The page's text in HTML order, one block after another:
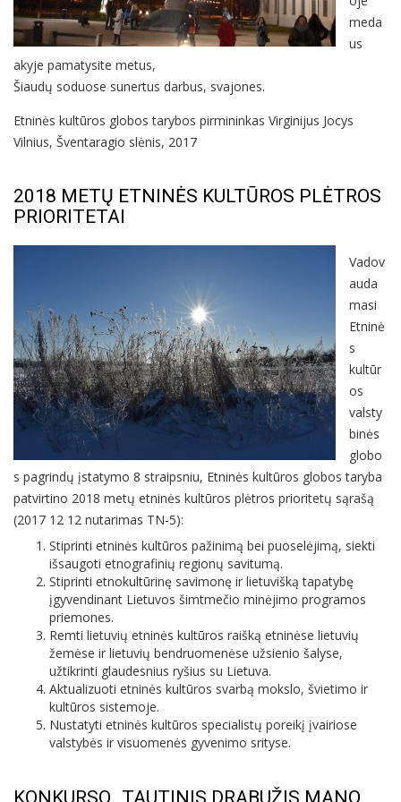
meda
us
akyje pamatysite metus,
Šiaudų soduose sunertus darbus, svajones.
Etninės kultūros globos tarybos pirmininkas Virginijus Jocys
Vilnius, Šventaragio slėnis, 2017
2018 METŲ ETNINĖS KULTŪROS PLĖTROS
PRIORITETAI
Vadov
auda
masi
Etninė
s
kultūr
os
valsty
binės
globo
s pagrindų įstatymo 8 straipsniu, Etninės kultūros globos taryba
patvirtino 2018 metų etninės kultūros plėtros prioritetų sąrašą
(2017 12 12 nutarimas TN-5):
Stiprinti etninės kultūros pažinimą bei puoselėjimą, siekti
išsaugoti etnografinių regionų savitumą.
Stiprinti etnokultūrinę savimonę ir lietuvišką tapatybę
įgyvendinant Lietuvos šimtmečio minėjimo programos
priemones.
Remti lietuvių etninės kultūros raišką etninėse lietuvių
žemėse ir lietuvių bendruomenėse užsienio šalyse,
užtikrinti glaudesnius ryšius su Lietuva.
Aktualizuoti etninės kultūros svarbą mokslo, švietimo ir
kultūros sistemoje.
Nustatyti etninės kultūros specialistų poreikį įvairiose
valstybės ir visuomenės gyvenimo srityse.
KONKURSO „TAUTINIS DRABUŽIS MANO